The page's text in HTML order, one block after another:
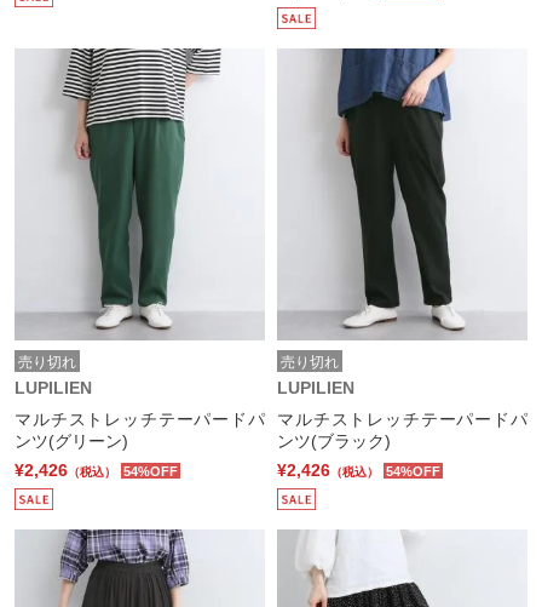
売り切れ
LUPILIEN
マルチストレッチテーパードパ
ンツ(グリーン)
¥2,426 （税込） 54%OFF
売り切れ
LUPILIEN
マルチストレッチテーパードパ
ンツ(ブラック)
¥2,426 （税込） 54%OFF